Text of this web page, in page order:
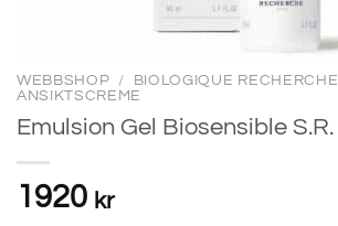
WEBBSHOP / BIOLOGIQUE RECHERCHE
ANSIKTSCREME
Emulsion Gel Biosensible S.R.
1920 kr